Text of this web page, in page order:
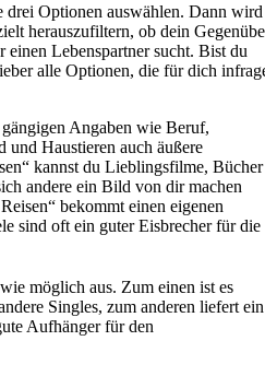
drei Optionen auswählen. Dann wird
herauszufiltern, ob dein
einen Lebenspartner sucht. Bist du
alle Optionen, die für dich
Angaben wie Beruf,
und Haustieren auch äußere
kannst du Lieblingsfilme, Bücher
andere ein Bild von dir machen
bekommt einen eigenen
sind oft ein guter Eisbrecher für die
möglich aus. Zum einen ist es
Singles, zum anderen liefert ein
Aufhänger für den